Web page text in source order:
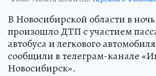
В Новосибирской области в
произошло ДТП с участием
автобуса и легкового
сообщили в телеграм-канале
Новосибирск».